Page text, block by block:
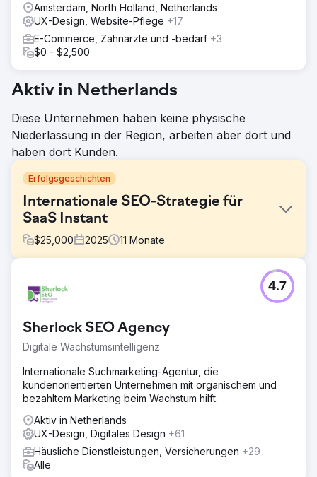
Amsterdam, North Holland, Netherlands
UX-Design, Website-Pflege +17
E-Commerce, Zahnärzte und -bedarf +3
$0 - $2,500
Aktiv in Netherlands
Diese Unternehmen haben keine physische
Niederlassung in der Region, arbeiten aber dort und
haben dort Kunden.
Erfolgsgeschichten
Internationale SEO-Strategie für
SaaS Instant
$25,000 2025 11 Monate
Instant, eine revolutionäre Shopify-Seitenerstellungs-App,
hatte mit Problemen wie geringer Markenbekanntheit und
eine hochinnovative Lösung für Shopify-Benutzer anbot,
hatte ihre Website Probleme, bei wettbewerbsfähigen
Branchen-Keywords zu ranken. Die mangelnde
Sichtbarkeit führte zu verpassten Gelegenheiten, Händler
anzusprechen, die nach benutzerfreundlichen,
leistungsstarken Seitenerstellungstools suchten. Darüber
Nachrichtenübermittlung und UX-Problemen unter den
Erwartungen.
Lösung
Um die Herausforderungen von Instant zu lösen,
Sherlock SEO Agency
Digitale Wachstumsintelligenz
4.7
Internationale Suchmarketing-Agentur, die
kundenorientierten Unternehmen mit organischem und
bezahltem Marketing beim Wachstum hilft.
Aktiv in Netherlands
UX-Design, Digitales Design +61
Häusliche Dienstleistungen, Versicherungen +29
Alle